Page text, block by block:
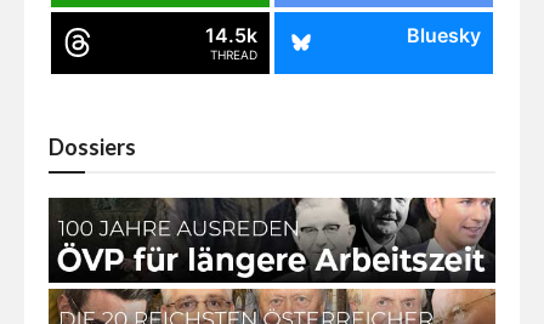
14.5k
THREAD
Bluesky
Dossiers